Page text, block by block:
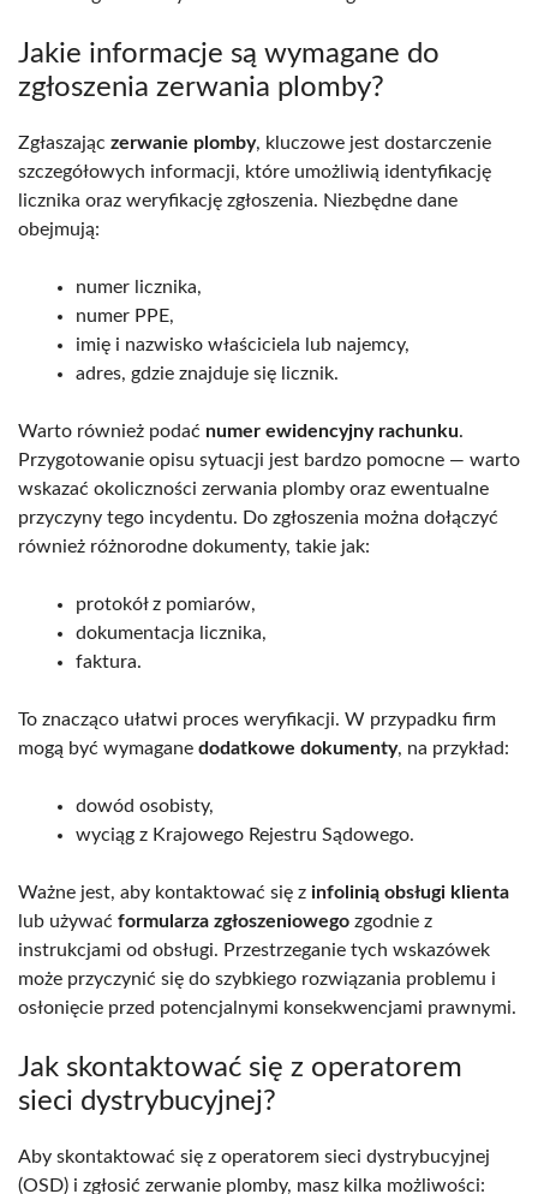
Jakie informacje są wymagane do
zgłoszenia zerwania plomby?
Zgłaszając zerwanie plomby, kluczowe jest dostarczenie
szczegółowych informacji, które umożliwią identyfikację
licznika oraz weryfikację zgłoszenia. Niezbędne dane
obejmują:
numer licznika,
numer PPE,
imię i nazwisko właściciela lub najemcy,
adres, gdzie znajduje się licznik.
Warto również podać numer ewidencyjny rachunku.
Przygotowanie opisu sytuacji jest bardzo pomocne — warto
wskazać okoliczności zerwania plomby oraz ewentualne
przyczyny tego incydentu. Do zgłoszenia można dołączyć
również różnorodne dokumenty, takie jak:
protokół z pomiarów,
dokumentacja licznika,
faktura.
To znacząco ułatwi proces weryfikacji. W przypadku firm
mogą być wymagane dodatkowe dokumenty, na przykład:
dowód osobisty,
wyciąg z Krajowego Rejestru Sądowego.
Ważne jest, aby kontaktować się z infolinią obsługi klienta
lub używać formularza zgłoszeniowego zgodnie z
instrukcjami od obsługi. Przestrzeganie tych wskazówek
może przyczynić się do szybkiego rozwiązania problemu i
osłonięcie przed potencjalnymi konsekwencjami prawnymi.
Jak skontaktować się z operatorem
sieci dystrybucyjnej?
Aby skontaktować się z operatorem sieci dystrybucyjnej
(OSD) i zgłosić zerwanie plomby, masz kilka możliwości: